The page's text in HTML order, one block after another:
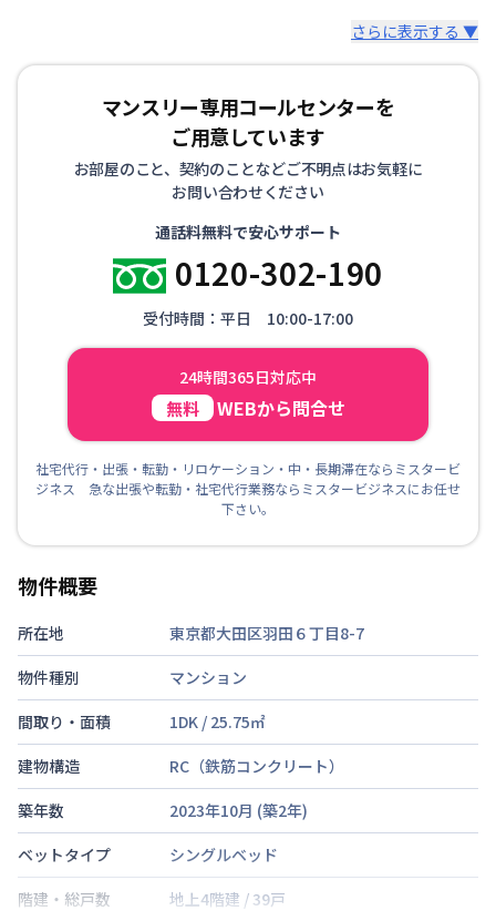
さらに表示する ▼
マンスリー専用コールセンターを
ご用意しています
お部屋のこと、契約のことなどご不明点はお気軽に
お問い合わせください
通話料無料で安心サポート
0120-302-190
受付時間：平日 10:00-17:00
24時間365日対応中
無料 WEBから問合せ
社宅代行・出張・転勤・リロケーション・中・長期滞在ならミスタービ
ジネス 急な出張や転勤・社宅代行業務ならミスタービジネスにお任せ
下さい。
物件概要
所在地
東京都大田区羽田６丁目8-7
物件種別
マンション
間取り・面積
1DK / 25.75㎡
建物構造
RC（鉄筋コンクリート）
築年数
2023年10月 (築2年)
ベットタイプ
シングルベッド
階建・総戸数
地上4階建 / 39戸